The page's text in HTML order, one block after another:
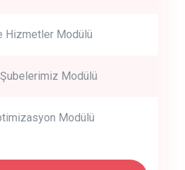
Hizmetler Modülü
Modülü
Modülü